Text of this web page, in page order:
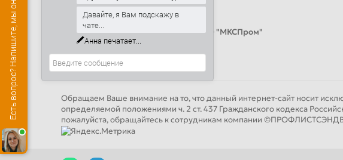
Оплата
Калькулятор сэндвич панелей от ООО "МКСПром"
Обращаем Ваше внимание на то, что данный интернет-сайт носит
определяемой положениями ч. 2 ст. 437 Гражданского кодекса
пожалуйста, обращайтесь к сотрудникам компании
Есть вопрос? Напишите, мы онлайн.
Давайте, я Вам подскажу в
чате...
Анна печатает...